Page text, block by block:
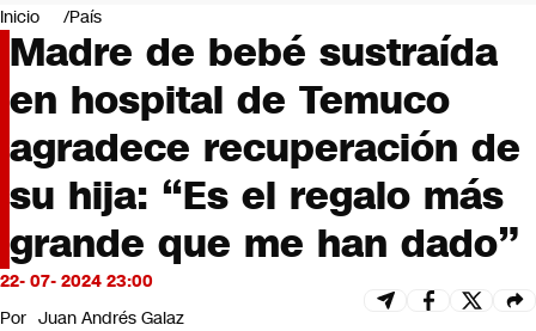
Negocios
Deportes
Programas completos
Cultura
Servicios
Bits
CNN Data
CNN tiempo
Futuro 360
Opinión
Inicio País
Madre de bebé sustraída
en hospital de Temuco
agradece recuperación de
su hija: “Es el regalo más
grande que me han dado”
22- 07- 2024 23:00
Por Juan Andrés Galaz